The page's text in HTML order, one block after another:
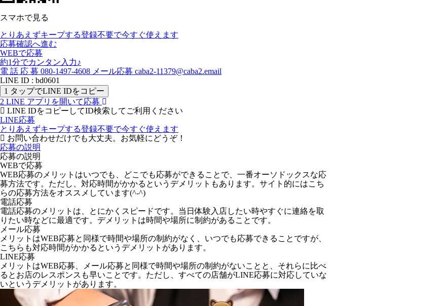
スマホで見る
とりあえずキープする登録不要で今すぐ使えます
応募確認へ進む
WEBで応募
約1分でカンタン入力♪
電 話 応 募 080-1497-4608 メール応募 caba2-11379@caba2.email
LINE ID : bd0601
1 タップでLINE IDをコピー
2 LINE アプリを開いて応募
LINE IDをコピーしてID検索してご利用ください
LINE応募
とりあえずキープする登録不要で今すぐ使えます
お問い合わせだけでも大丈夫。お気軽にどうぞ！
応募の説明
応募の説明
WEBで応募
WEB応募のメリットはいつでも、どこでも応募ができることで、一番オーソドックスな応
募方法です。ただし、対応時間がかかるというデメリットもあります。サイト的にはこち
らの応募方法をオススメしています(^-^)
電話応募
電話応募のメリットは、とにかくスピードです。当日体験入店したい時やすぐに連絡を取
りたい時などに最適です。デメリットは時間や場所に制約があることです。
メール応募
メリットはWEB応募と同様で時間や場所の制約がなく、いつでも応募できることですが、
こちらも対応時間がかかるというデメリットがあります。
LINE応募
メリットはWEB応募、メール応募と同様で時間や場所の制約がないことと、それらに比べ
るとお店のレスポンスも早いことです。ただし、すべての店舗がLINE応募に対応していな
いというデメリットがあります。